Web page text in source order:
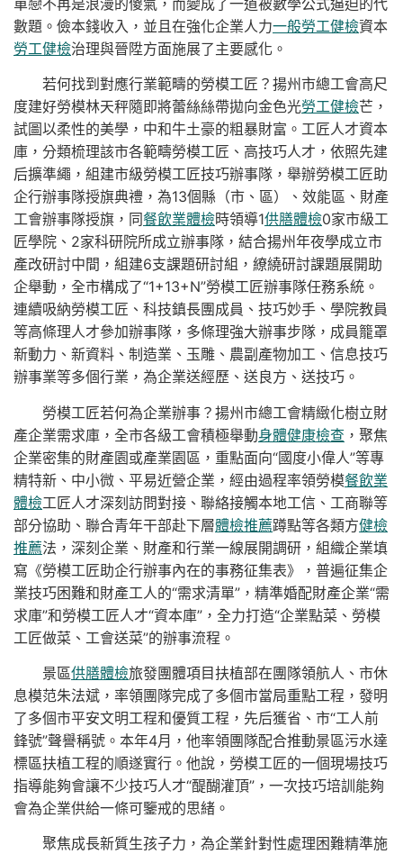
數題。儉本錢收入，並且在強化企業人力一般勞工健檢資本
勞工健檢治理與晉陞方面施展了主要感化。
若何找到對應行業範疇的勞模工匠？揚州市總工會高尺
度建好勞模林天秤隨即將蕾絲絲帶拋向金色光勞工健檢芒，
試圖以柔性的美學，中和牛土豪的粗暴財富。工匠人才資本
庫，分類梳理該市各範疇勞模工匠、高技巧人才，依照先建
后擴準繩，組建市級勞模工匠技巧辦事隊，舉辦勞模工匠助
企行辦事隊授旗典禮，為13個縣（市、區）、效能區、財產
工會辦事隊授旗，同餐飲業體檢時領導1供膳體檢0家市級工
匠學院、2家科研院所成立辦事隊，結合揚州年夜學成立市
產改研討中間，組建6支課題研討組，繚繞研討課題展開助
企舉動，全市構成了“1+13+N”勞模工匠辦事隊任務系統。
連續吸納勞模工匠、科技鎮長團成員、技巧妙手、學院教員
等高條理人才參加辦事隊，多條理強大辦事步隊，成員籠罩
新動力、新資料、制造業、玉雕、農副產物加工、信息技巧
辦事業等多個行業，為企業送經歷、送良方、送技巧。
勞模工匠若何為企業辦事？揚州市總工會精緻化樹立財
產企業需求庫，全市各級工會積極舉動身體健康檢查 ，聚焦
企業密集的財產園或產業園區，重點面向“國度小偉人”等專
精特新、中小微、平易近營企業，經由過程率領勞模餐飲業
體檢工匠人才深刻訪問對接、聯絡接觸本地工信、工商聯等
部分協助、聯合青年干部赴下層體檢推薦蹲點等各類方健檢
推薦法，深刻企業、財產和行業一線展開調研，組織企業填
寫《勞模工匠助企行辦事內在的事務征集表》，普遍征集企
業技巧困難和財產工人的“需求清單”，精準婚配財產企業“需
求庫”和勞模工匠人才“資本庫”，全力打造“企業點菜、勞模
工匠做菜、工會送菜”的辦事流程。
景區供膳體檢旅發團體項目扶植部在團隊領航人、市休
息模范朱法斌，率領團隊完成了多個市當局重點工程，發明
了多個市平安文明工程和優質工程，先后獲省、市“工人前
鋒號”聲譽稱號。本年4月，他率領團隊配合推動景區污水達
標區扶植工程的順遂實行。他說，勞模工匠的一個現場技巧
指導能夠會讓不少技巧人才“醍醐灌頂”，一次技巧培訓能夠
會為企業供給一條可鑒戒的思緒。
聚焦成長新質生孩子力，為企業針對性處理困難精準施